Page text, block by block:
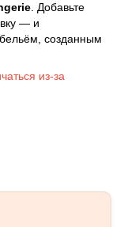
. Добавьте
— и
созданным
из-за